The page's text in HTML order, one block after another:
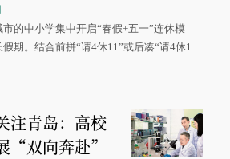
的中小学集中开启“春假+五一”连休模
期。结合前拼“请4休11”或后凑“请4休1
注青岛：高校
“双向奔赴”